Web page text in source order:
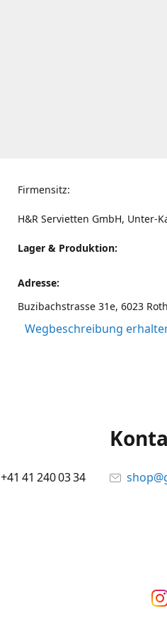
Firmensitz:
H&R Servietten GmbH, Unter-
Lager & Produktion:
Adresse:
Buzibachstrasse 31e, 6023
Wegbeschreibung
+41 41 240 03 34